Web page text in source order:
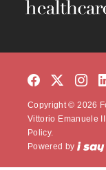
Copyright © 2026
Vittorio Emanuele
Policy.
Powered by